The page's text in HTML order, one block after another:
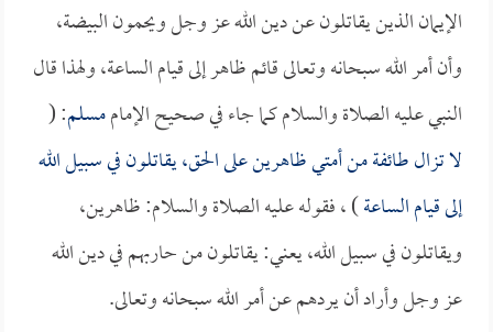
الإيمان الذين يقاتلون عن دين الله عز وجل ويحمون البيضة،
وأن أمر الله سبحانه وتعالى قائم ظاهر إلى قيام الساعة، ولهذا قال
النبي عليه الصلاة والسلام كما جاء في صحيح الإماممسلم: (
لا تزال طائفة من أمتي ظاهرين على الحق، يقاتلون في سبيل الله
إلى قيام الساعة) ، فقوله عليه الصلاة والسلام: ظاهرين،
ويقاتلون في سبيل الله، يعني: يقاتلون من حاربهم في دين الله
عز وجل وأراد أن يردهم عن أمر الله سبحانه وتعالى.